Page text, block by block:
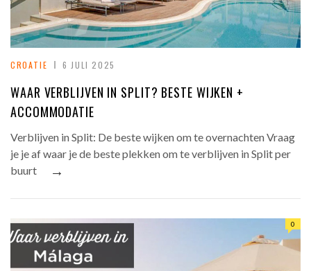
CROATIE 6 JULI 2025
WAAR VERBLIJVEN IN SPLIT? BESTE WIJKEN +
ACCOMMODATIE
Verblijven in Split: De beste wijken om te overnachten Vraag
je je af waar je de beste plekken om te verblijven in Split per
buurt
→
0